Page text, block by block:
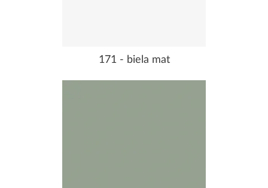
171 - biela mat